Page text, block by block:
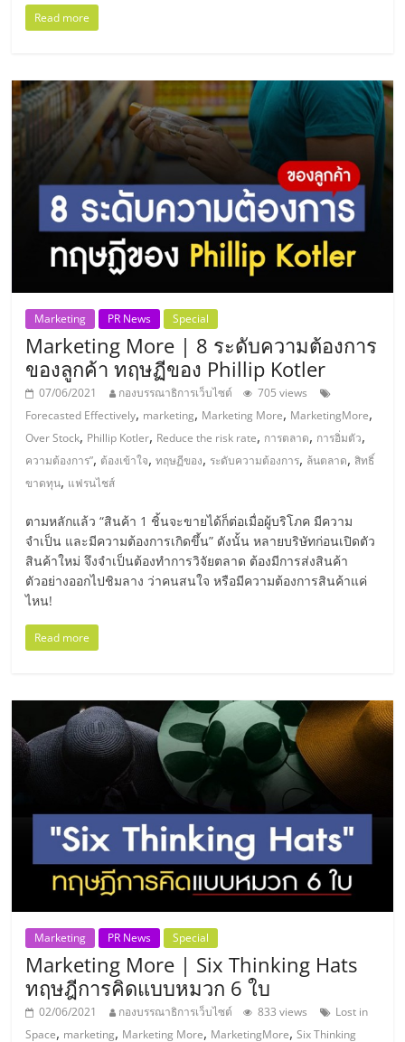
รน
ไชส์
ขาย
แฟ
รน
ไชส์
แฟ
รน
ไชส์
ขาย
หน้า
บ้าน
ลงทุน
น้อย
คืน
ทุน
ไว,
ปรึกษา
การ
Read more
Marketing PR News Special
Marketing More | 8 ระดับความต้องการ
ของลูกค้า ทฤษฏีของ Phillip Kotler
07/06/2021 กองบรรณาธิการเว็บไซต์
705 views
Forecasted Effectively, marketing, Marketing More, MarketingMore,
Over Stock, Phillip Kotler, Reduce the risk rate, การตลาด, การอิ่มตัว,
ความต้องการ”, ต้องเข้าใจ,ทฤษฏีของ, ระดับความต้องการ, ล้นตลาด,สิทธิ์
ขาดทุน, แฟรนไชส์
ตามหลักแล้ว “สินค้า 1 ชิ้นจะขายได้ก็ต่อเมื่อผู้บริโภค มีความ
จำเป็น และมีความต้องการเกิดขึ้น” ดังนั้น หลายบริษัทก่อนเปิดตัว
สินค้าใหม่ จึงจำเป็นต้องทำการวิจัยตลาด ต้องมีการส่งสินค้า
ตัวอย่างออกไปชิมลาง ว่าคนสนใจ หรือมีความต้องการสินค้าแค่
ไหน!
Read more
Marketing PR News Special
Marketing More | Six Thinking Hats
ทฤษฎีการคิดแบบหมวก 6 ใบ
02/06/2021 กองบรรณาธิการเว็บไซต์ 833 views
Lost in
Space, marketing, Marketing More, MarketingMore,Six Thinking